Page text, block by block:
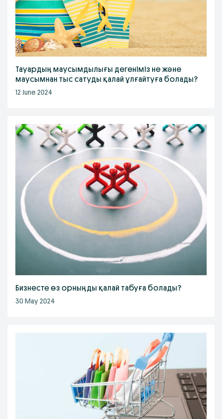
Тауардың маусымдылығы дегеніміз не және
маусымнан тыс сатуды қалай ұлғайтуға болады?
12 June 2024
Бизнесте өз орныңды қалай табуға болады?
30 May 2024